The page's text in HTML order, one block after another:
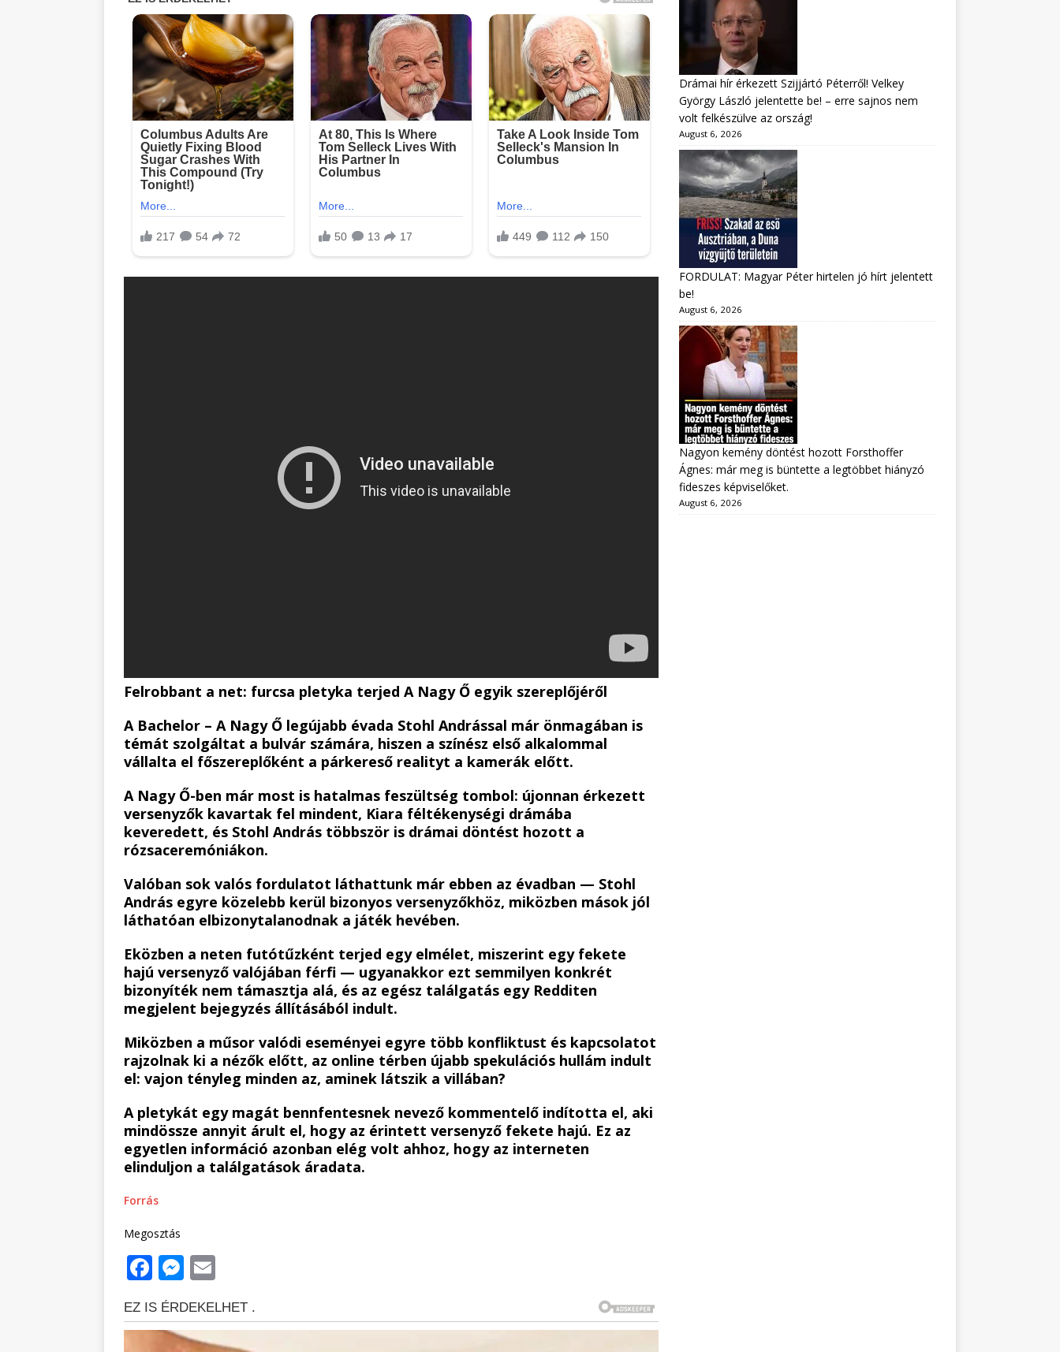
Felrobbant a net: furcsa pletyka terjed A Nagy Ő egyik szereplőjéről
A Bachelor – A Nagy Ő legújabb évada Stohl Andrással már önmagában is
témát szolgáltat a bulvár számára, hiszen a színész első alkalommal
vállalta el főszereplőként a párkereső realityt a kamerák előtt.
A Nagy Ő-ben már most is hatalmas feszültség tombol: újonnan érkezett
versenyzők kavartak fel mindent, Kiara féltékenységi drámába
keveredett, és Stohl András többször is drámai döntést hozott a
rózsaceremóniákon.
Valóban sok valós fordulatot láthattunk már ebben az évadban — Stohl
András egyre közelebb kerül bizonyos versenyzőkhöz, miközben mások jól
láthatóan elbizonytalanodnak a játék hevében.
Eközben a neten futótűzként terjed egy elmélet, miszerint egy fekete
hajú versenyző valójában férfi — ugyanakkor ezt semmilyen konkrét
bizonyíték nem támasztja alá, és az egész találgatás egy Redditen
megjelent bejegyzés állításából indult.
Miközben a műsor valódi eseményei egyre több konfliktust és kapcsolatot
rajzolnak ki a nézők előtt, az online térben újabb spekulációs hullám indult
el: vajon tényleg minden az, aminek látszik a villában?
A pletykát egy magát bennfentesnek nevező kommentelő indította el, aki
mindössze annyit árult el, hogy az érintett versenyző fekete hajú. Ez az
egyetlen információ azonban elég volt ahhoz, hogy az interneten
elinduljon a találgatások áradata.
Forrás
Megosztás
F
a
c
e
M
ss
e
ai
l
Drámai hír érkezett Szijjártó Péterről! Velkey
György László jelentette be! – erre sajnos nem
volt felkészülve az ország!
August 6, 2026
FORDULAT: Magyar Péter hirtelen jó hírt jelentett
be!
August 6, 2026
Nagyon kemény döntést hozott Forsthoffer
Ágnes: már meg is büntette a legtöbbet hiányzó
fideszes képviselőket.
August 6, 2026